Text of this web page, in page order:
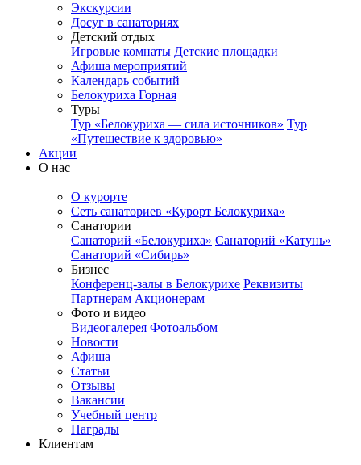
Экскурсии
Досуг в санаториях
Детский отдых
Игровые комнаты Детские площадки
Афиша мероприятий
Календарь событий
Белокуриха Горная
Туры
Тур «Белокуриха — сила источников» Тур
«Путешествие к здоровью»
Акции
О нас
О курорте
Сеть санаториев «Курорт Белокуриха»
Санатории
Санаторий «Белокуриха» Санаторий «Катунь»
Санаторий «Сибирь»
Бизнес
Конференц-залы в Белокурихе Реквизиты
Партнерам Акционерам
Фото и видео
Видеогалерея Фотоальбом
Новости
Афиша
Статьи
Отзывы
Вакансии
Учебный центр
Награды
Клиентам